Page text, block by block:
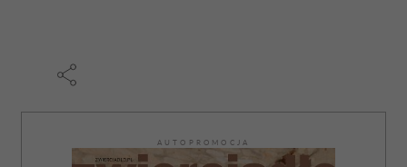
AUTOPROMOCJA